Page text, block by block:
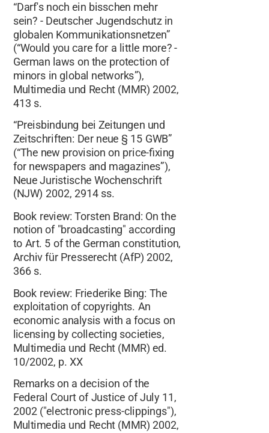
“Darf's noch ein bisschen mehr
sein? - Deutscher Jugendschutz in
globalen Kommunikationsnetzen”
(“Would you care for a little more? -
German laws on the protection of
minors in global networks”),
Multimedia und Recht (MMR) 2002,
413 s.
“Preisbindung bei Zeitungen und
Zeitschriften: Der neue § 15 GWB”
(“The new provision on price-fixing
for newspapers and magazines”),
Neue Juristische Wochenschrift
(NJW) 2002, 2914 ss.
Book review: Torsten Brand: On the
notion of "broadcasting" according
to Art. 5 of the German constitution,
Archiv für Presserecht (AfP) 2002,
366 s.
Book review: Friederike Bing: The
exploitation of copyrights. An
economic analysis with a focus on
licensing by collecting societies,
Multimedia und Recht (MMR) ed.
10/2002, p. XX
Remarks on a decision of the
Federal Court of Justice of July 11,
2002 ("electronic press-clippings"),
Multimedia und Recht (MMR) 2002,